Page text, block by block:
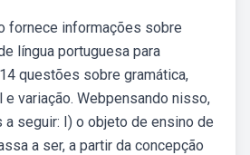
fornece informações sobre
língua portuguesa para
questões sobre gramática,
variação. Webpensando nisso,
a seguir: I) o objeto de ensino de
a ser, a partir da concepção